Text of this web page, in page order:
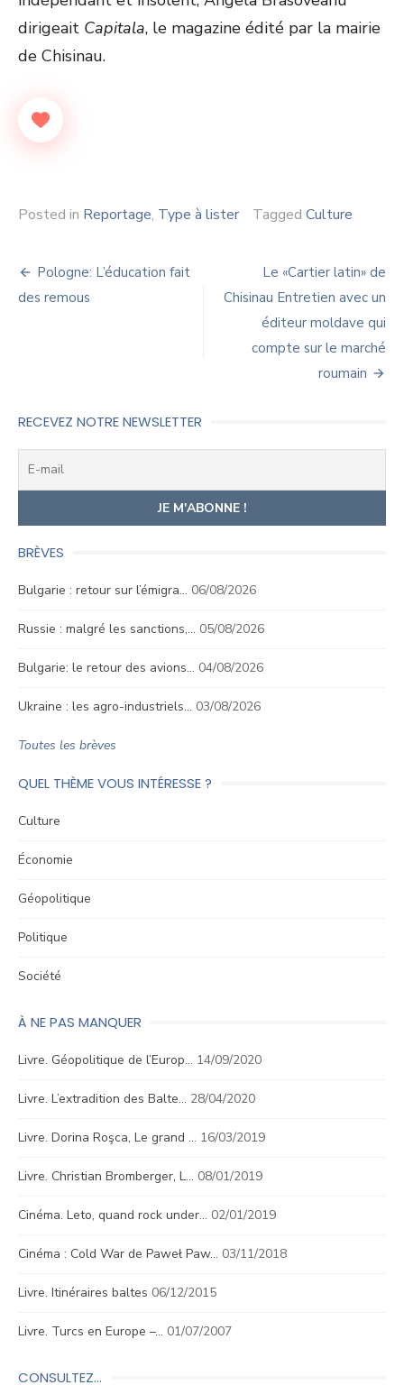
dirigeait Capitala, le magazine édité par la mairie
de Chisinau.
Posted in Reportage, Type à lister Tagged Culture
Navigation
de
Pologne: L’éducation fait
des remous
Le «Cartier latin» de
Chisinau Entretien avec un
éditeur moldave qui
compte sur le marché
roumain
RECEVEZ NOTRE NEWSLETTER
BRÈVES
Bulgarie : retour sur l’émigra… 06/08/2026
Russie : malgré les sanctions,… 05/08/2026
Bulgarie: le retour des avions… 04/08/2026
Ukraine : les agro-industriels… 03/08/2026
Toutes les brèves
QUEL THÈME VOUS INTÉRESSE ?
Culture
Économie
Géopolitique
Politique
Société
À NE PAS MANQUER
Livre. Géopolitique de l’Europ… 14/09/2020
Livre. L’extradition des Balte… 28/04/2020
Livre. Dorina Roşca, Le grand … 16/03/2019
Livre. Christian Bromberger, L… 08/01/2019
Cinéma. Leto, quand rock under… 02/01/2019
Cinéma : Cold War de Paweł Paw… 03/11/2018
Livre. Itinéraires baltes 06/12/2015
Livre. Turcs en Europe –… 01/07/2007
CONSULTEZ…